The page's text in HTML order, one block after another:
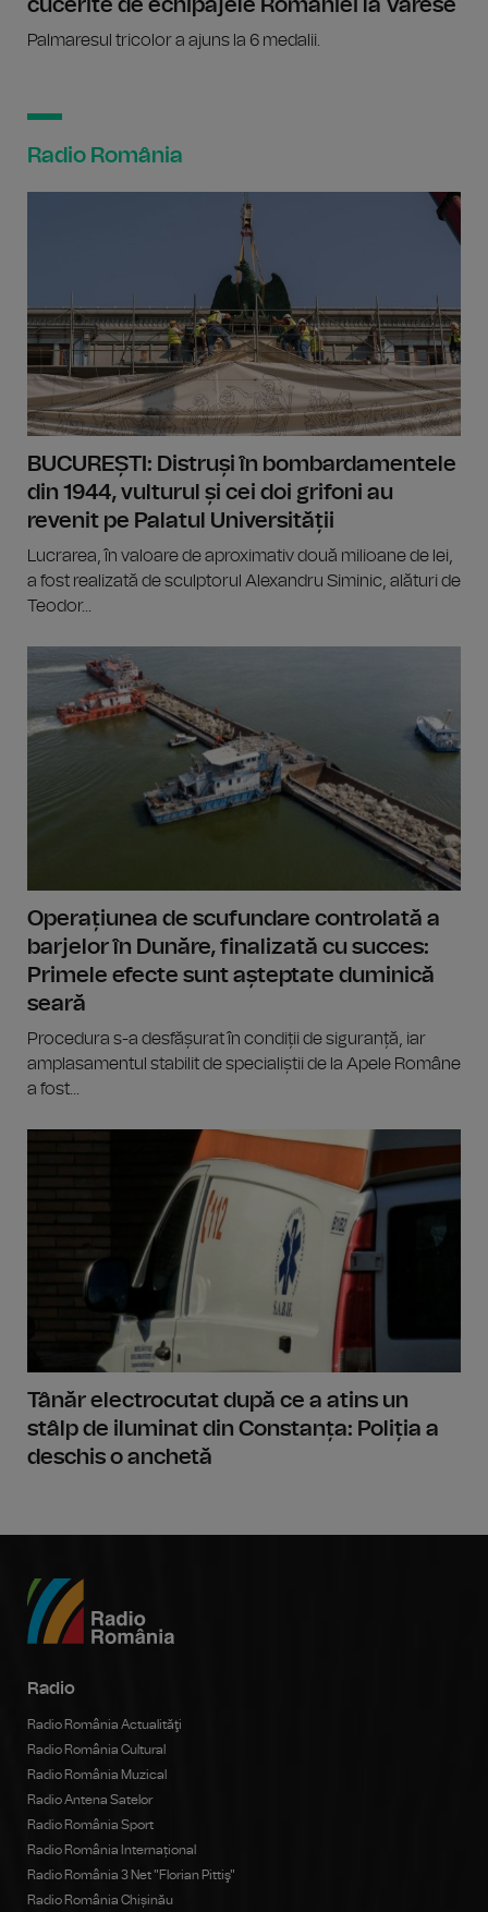
cucerite de echipajele României la Varese
Palmaresul tricolor a ajuns la 6 medalii.
Radio România
BUCUREȘTI: Distruși în bombardamentele
din 1944, vulturul și cei doi grifoni au
revenit pe Palatul Universității
Lucrarea, în valoare de aproximativ două milioane de lei,
a fost realizată de sculptorul Alexandru Siminic, alături de
Teodor...
Operațiunea de scufundare controlată a
barjelor în Dunăre, finalizată cu succes:
Primele efecte sunt așteptate duminică
seară
Procedura s-a desfășurat în condiții de siguranță, iar
amplasamentul stabilit de specialiștii de la Apele Române
a fost...
Tânăr electrocutat după ce a atins un
stâlp de iluminat din Constanța: Poliția a
deschis o anchetă
Radio
Radio România Actualităţi
Radio România Cultural
Radio România Muzical
Radio Antena Satelor
Radio România Sport
Radio România Internațional
Radio România 3 Net "Florian Pittiş"
Radio România Chișinău